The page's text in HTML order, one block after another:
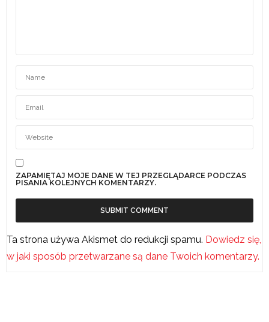
ZAPAMIĘTAJ MOJE DANE W TEJ PRZEGLĄDARCE PODCZAS
PISANIA KOLEJNYCH KOMENTARZY.
Ta strona używa Akismet do redukcji spamu. Dowiedz się,
w jaki sposób przetwarzane są dane Twoich komentarzy.